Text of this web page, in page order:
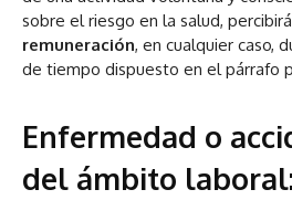
sobre el riesgo en la salud,
remuneración, en cualquier caso,
de tiempo dispuesto en el párrafo
Enfermedad o
del ámbito